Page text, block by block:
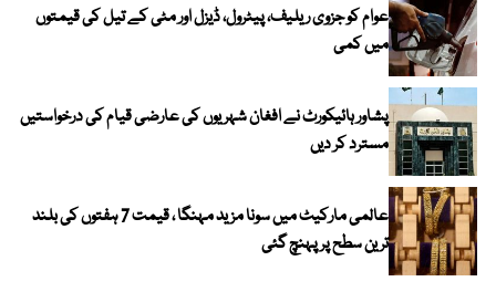
عوام کو جزوی ریلیف، پیٹرول، ڈیزل اور مٹی کے تیل کی قیمتوں
میں کمی
پشاور ہائیکورٹ نے افغان شہریوں کی عارضی قیام کی درخواستیں
مسترد کر دیں
عالمی مارکیٹ میں سونا مزید مہنگا ، قیمت 7 ہفتوں کی بلند
ترین سطح پر پہنچ گئی